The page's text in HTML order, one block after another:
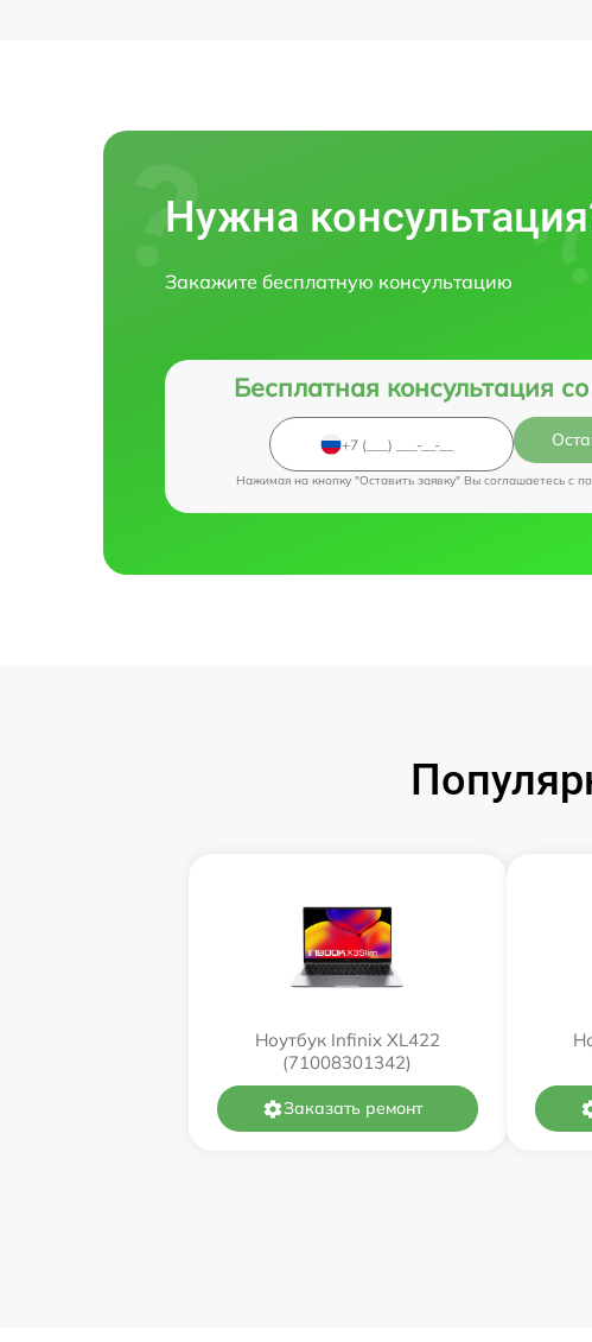
Нужна
Закажите бесплатную консультацию
Бесплатная консультация
Нажимая на кнопку "Оставить заявку" Вы соглашаетесь c
Ноутбук Infinix XL422
(71008301342)
Заказать ремонт